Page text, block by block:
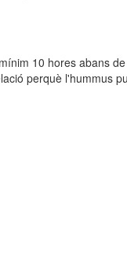
10 hores abans
perquè l'hummus